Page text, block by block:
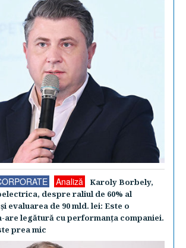
Analiză
Karoly Borbely,
despre raliul de 60% al
evaluarea de 90 mld. lei: Este o
are legătură cu performanţa companiei.
prea mic